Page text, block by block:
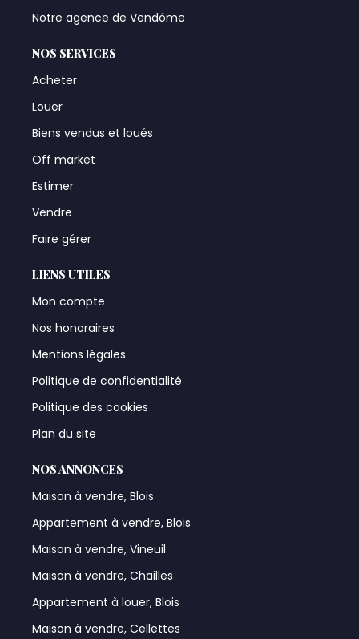
Notre agence de Vendôme
NOS SERVICES
Acheter
Louer
Biens vendus et loués
Off market
Estimer
Vendre
Faire gérer
LIENS UTILES
Mon compte
Nos honoraires
Mentions légales
Politique de confidentialité
Politique des cookies
Plan du site
NOS ANNONCES
Maison à vendre, Blois
Appartement à vendre, Blois
Maison à vendre, Vineuil
Maison à vendre, Chailles
Appartement à louer, Blois
Maison à vendre, Cellettes